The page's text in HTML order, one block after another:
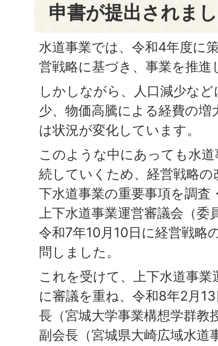
申書が提出されま
水道事業では、令和4年度に
営戦略に基づき、事業を推
しかしながら、人口減少な
少、物価高騰による経費の増
は状況が変化しています。
このような中にあっても水
続していくため、経営戦略の
下水道事業の重要事項を調査
上下水道事業運営審議会（委
令和7年10月10日に経営戦略
問しました。
これを受けて、上下水道事業
に審議を重ね、令和8年2月
長（宮城大学事業構想学群教
副会長（宮城県大崎広域水道